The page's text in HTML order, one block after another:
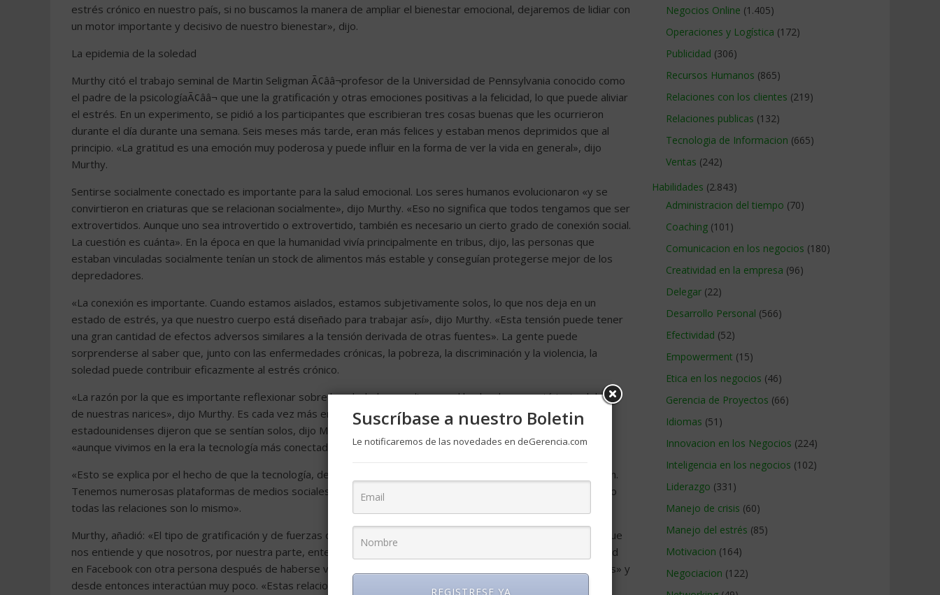
estrés crónico en nuestro país, si no buscamos la manera de ampliar el bienestar emocional, dejaremos de lidiar con
un motor importante y decisivo de nuestro bienestar», dijo.
La epidemia de la soledad
Murthy citó el trabajo seminal de Martin Seligman Ã¢ââ¬profesor de la Universidad de Pennsylvania conocido como
el padre de la psicologíaÃ¢ââ¬ que une la gratificación y otras emociones positivas a la felicidad, lo que puede aliviar
el estrés. En un experimento, se pidió a los participantes que escribieran tres cosas buenas que les ocurrieron
durante el día durante una semana. Seis meses más tarde, eran más felices y estaban menos deprimidos que al
principio. «La gratitud es una emoción muy poderosa y puede influir en la forma de ver la vida en general», dijo
Murthy.
Sentirse socialmente conectado es importante para la salud emocional. Los seres humanos evolucionaron «y se
convirtieron en criaturas que se relacionan socialmente», dijo Murthy. «Eso no significa que todos tengamos que ser
extrovertidos. Aunque uno sea introvertido o extrovertido, también es necesario un cierto grado de conexión social.
La cuestión es cuánta». En la época en que la humanidad vivía principalmente en tribus, dijo, las personas que
estaban vinculadas socialmente tenían un stock de alimentos más estable y conseguían protegerse mejor de los
depredadores.
«La conexión es importante. Cuando estamos aislados, estamos subjetivamente solos, lo que nos deja en un
estado de estrés, ya que nuestro cuerpo está diseñado para trabajar así», dijo Murthy. «Esta tensión puede tener
una gran cantidad de efectos adversos similares a la tensión derivada de otras fuentes». La gente puede
sorprenderse al saber que, junto con las enfermedades crónicas, la pobreza, la discriminación y la violencia, la
soledad puede contribuir eficazmente al estrés crónico.
«La razón por la que es importante reflexionar sobre la soledad se explica por el hecho de que está justo delante
de nuestras narices», dijo Murthy. Es cada vez más endémica. En los años 80, el 20% de los adultos
estadounidenses dijeron que se sentían solos, dijo Murthy. Hoy en día, el porcentaje se duplicó, es del 40%,
«aunque vivimos en la era la tecnología más conectada de la historia de la civilización», dijo.
«Esto se explica por el hecho de que la tecnología, de alguna manera, es vista como una solución para la conexión.
Tenemos numerosas plataformas de medios sociales. Sin embargo, el problema es que nos olvidamos de que no
todas las relaciones son lo mismo».
Murthy, añadió: «El tipo de gratificación y de fuerzas que pueden obtener de una relación profunda con alguien que
nos entiende y que nosotros, por nuestra parte, entendemos, es diferente de alguien que establece una amistad
en Facebook con otra persona después de haberse visto durante dos minutos en una conferencia hace tres años» y
desde entonces interactúan muy poco. «Estas relaciones no son equivalentes». La investigación muestra que las
Negocios Online (1.405)
Operaciones y Logística (172)
Publicidad (306)
Recursos Humanos (865)
Relaciones con los clientes (219)
Relaciones publicas (132)
Tecnologia de Informacion (665)
Ventas (242)
Habilidades (2.843)
Administracion del tiempo (70)
Coaching (101)
Comunicacion en los negocios (180)
Creatividad en la empresa (96)
Delegar (22)
Desarrollo Personal (566)
Efectividad (52)
Empowerment (15)
Etica en los negocios (46)
Gerencia de Proyectos (66)
Idiomas (51)
Innovacion en los Negocios (224)
Inteligencia en los negocios (102)
Liderazgo (331)
Manejo de crisis (60)
Manejo del estrés (85)
Motivacion (164)
Negociacion (122)
Suscríbase a nuestro Boletin
Le notificaremos de las novedades en deGerencia.com
REGISTRESE YA